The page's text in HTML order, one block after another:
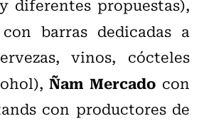
diferentes propuestas),
con barras dedicadas a
vinos, cócteles
Ñam Mercado con
con productores de